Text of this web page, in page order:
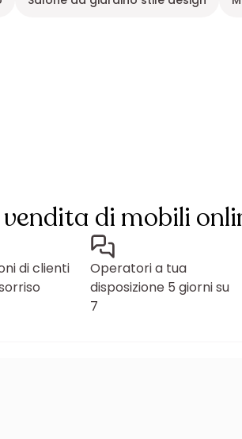
vendita di mobili
di clienti
Operatori a tua
disposizione 5 giorni su
7